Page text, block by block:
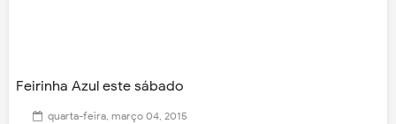
Feirinha Azul este sábado
quarta-feira, março 04, 2015